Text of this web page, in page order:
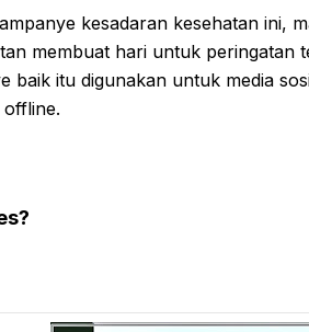
kesadaran kesehatan ini,
membuat hari untuk peringatan
baik itu digunakan untuk media